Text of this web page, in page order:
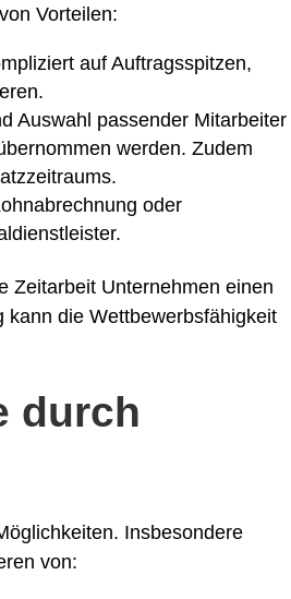
Vorteilen:
auf Auftragsspitzen,
Auswahl passender Mitarbeiter
werden. Zudem
oder
Zeitarbeit Unternehmen einen
kann die Wettbewerbsfähigkeit
durch
Insbesondere
von: